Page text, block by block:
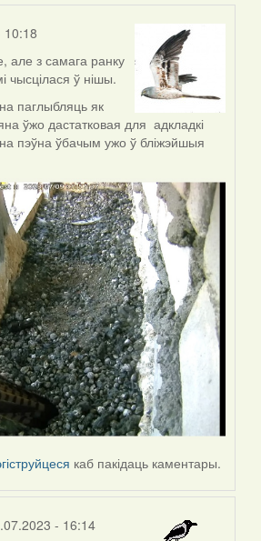
але з самага ранку
чысцілася ў нішы.
паглыбляць як
ўжо дастатковая для адкладкі
пэўна ўбачым ужо ў бліжэйшыя
каб пакідаць каментары.
- 16:14